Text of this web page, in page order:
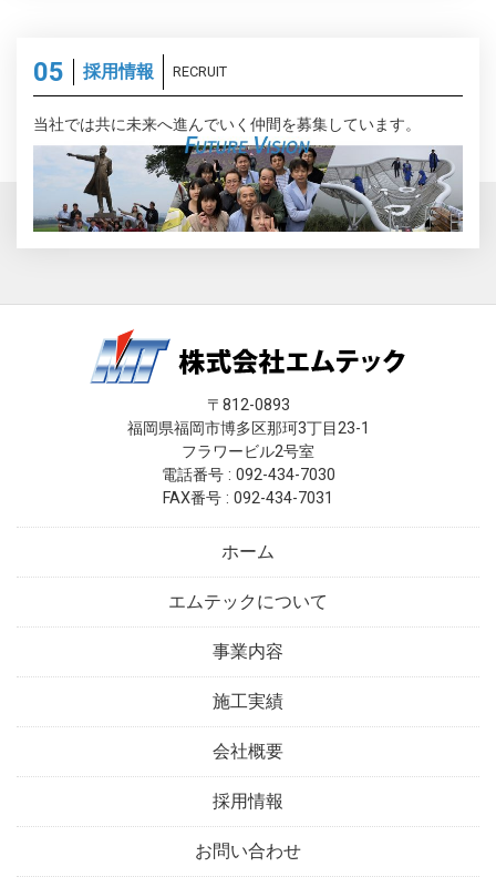
採用情報 RECRUIT
当社では共に未来へ進んでいく仲間を募集しています。
〒812-0893
福岡県福岡市博多区那珂3丁目23-1
フラワービル2号室
電話番号 : 092-434-7030
FAX番号 : 092-434-7031
ホーム
エムテックについて
事業内容
施工実績
会社概要
採用情報
お問い合わせ